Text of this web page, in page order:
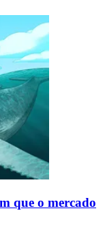
que o mercado